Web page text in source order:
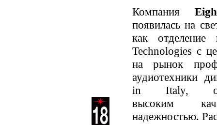
Компания
появилась на
как
Technologies с
на рынок
аудиотехники
in Italy,
высоким
надежностью.